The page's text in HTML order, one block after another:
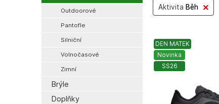
Outdoorové
Pantofle
Silniční
Volnočasové
Zimní
Brýle
Doplňky
Aktivita Běh
DEN MATEK
Novinka
SS26